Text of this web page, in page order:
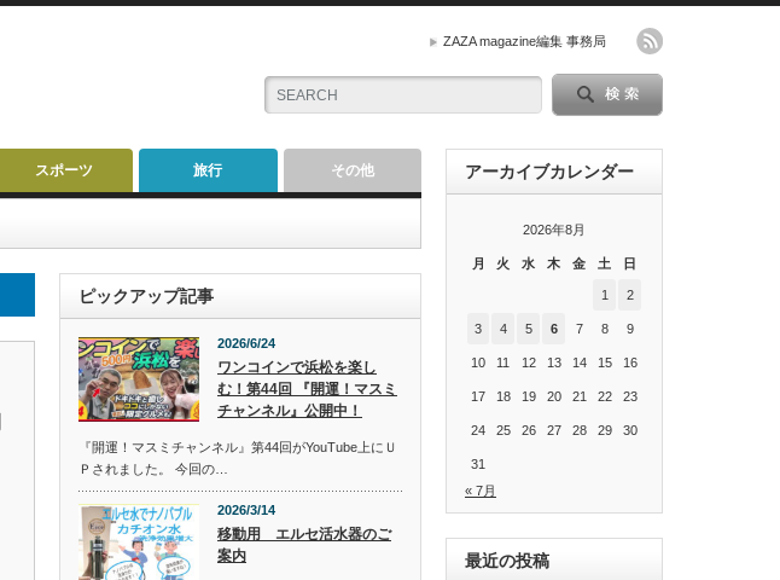
ZAZA magazine編集 事務局
スポーツ 旅行 その他
ピックアップ記事
2026/6/24
ワンコインで浜松を楽し
む！第44回 『開運！マスミ
チャンネル』公開中！
『開運！マスミチャンネル』第44回がYouTube上にＵ
Ｐされました。 今回の…
2026/3/14
移動用 エルセ活水器のご
案内
アーカイブカレンダー
2026年8月
月 火 水 木 金 土 日
1 2
3 4 5 6 7 8 9
10 11 12 13 14 15 16
17 18 19 20 21 22 23
24 25 26 27 28 29 30
31
« 7月
最近の投稿